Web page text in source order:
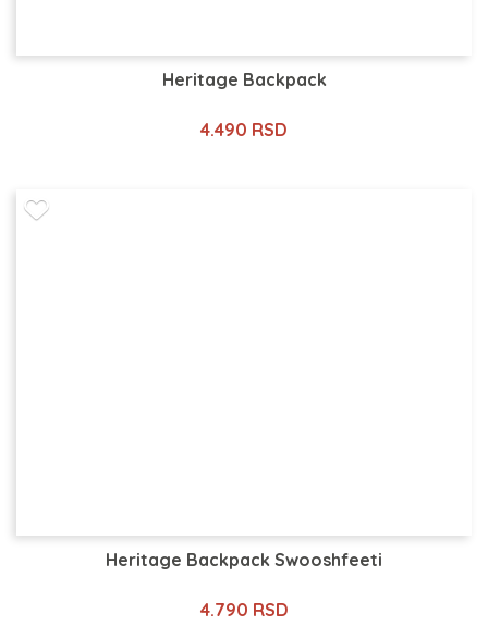
Heritage Backpack
4.490 RSD
Heritage Backpack Swooshfeeti
4.790 RSD